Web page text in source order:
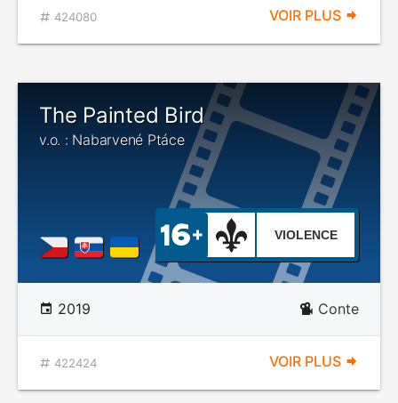
424080 VOIR PLUS
The Painted Bird
v.o. : Nabarvené Ptáce
VIOLENCE
2019 Conte
422424 VOIR PLUS